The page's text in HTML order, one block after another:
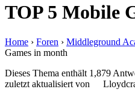
TOP 5 Mobile
Home › Foren › Middleground
Games in month
Dieses Thema enthält 1,879
zuletzt aktualisiert von